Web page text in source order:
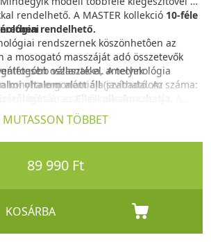
rendelhető. A MASTER kollekció 10-féle
rendelhető.
választéka, amelyek
konyha ergonómiája javítható. Az
a szűrőkosarakon és a
nyomógombos leeresztőkig.
rendszernek köszönhetôen az
a mosogató masszáját adó összetevők
oszlanak el. A technológia
oltalom alatt áll(szabadalom száma:
az Elleci alkalmazhatja.
dinamikus prés-formát alkalmaz, amely
masszájában az összes alkotóelem
miközben a mosogató látható
kiváló képességeit: ellenáll a magas
nekiverődéseknek és a legdurvább
a terméskő hatását kelti. A Granitek
MUTASSON TÖBBET
89 990 Ft
KOSÁRBA